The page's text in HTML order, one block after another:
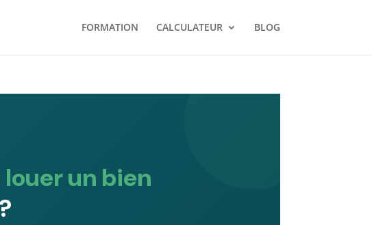
FORMATION CALCULATEUR BLOG
louer un bien